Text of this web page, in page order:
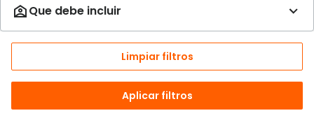
Limpiar filtros
Aplicar filtros